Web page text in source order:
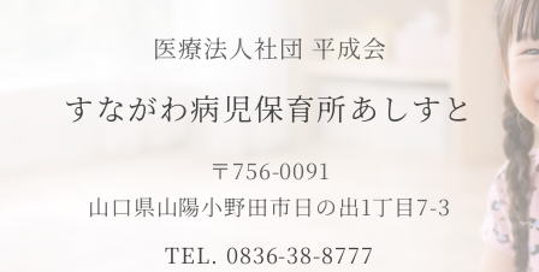
医療法人社団 平成会
すながわ病児保育所あしすと
〒756-0091
山口県山陽小野田市日の出1丁目7-3
TEL. 0836-38-8777